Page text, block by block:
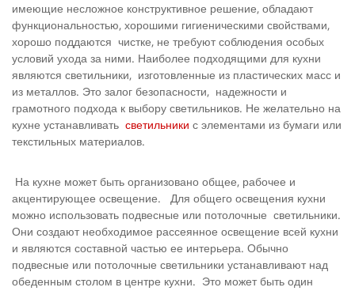
имеющие несложное конструктивное решение, обладают
функциональностью, хорошими гигиеническими свойствами,
хорошо поддаются чистке, не требуют соблюдения особых
условий ухода за ними. Наиболее подходящими для кухни
являются светильники, изготовленные из пластических масс и
из металлов. Это залог безопасности, надежности и
грамотного подхода к выбору светильников. Не желательно на
кухне устанавливать светильники с элементами из бумаги или
текстильных материалов.
На кухне может быть организовано общее, рабочее и
акцентирующее освещение. Для общего освещения кухни
можно использовать подвесные или потолочные светильники.
Они создают необходимое рассеянное освещение всей кухни
и являются составной частью ее интерьера. Обычно
подвесные или потолочные светильники устанавливают над
обеденным столом в центре кухни. Это может быть один